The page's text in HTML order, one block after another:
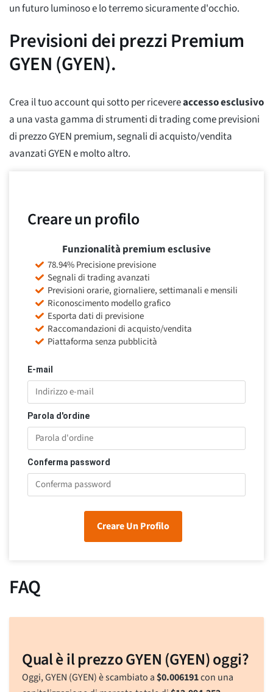
un futuro luminoso e lo terremo sicuramente d'occhio.
Previsioni dei prezzi Premium
GYEN (GYEN).
Crea il tuo account qui sotto per ricevereaccesso esclusivo
a una vasta gamma di strumenti di trading come previsioni
di prezzo GYEN premium, segnali di acquisto/vendita
avanzati GYEN e molto altro.
Creare un profilo
E-mail
Parola d'ordine
Conferma password
Creare Un Profilo
Funzionalità premium esclusive
78.94% Precisione previsione
Segnali di trading avanzati
Previsioni orarie, giornaliere, settimanali e mensili
Riconoscimento modello grafico
Esporta dati di previsione
Raccomandazioni di acquisto/vendita
Piattaforma senza pubblicità
FAQ
Qual è il prezzo GYEN (GYEN) oggi?
Oggi, GYEN (GYEN) è scambiato a$0.006191con una